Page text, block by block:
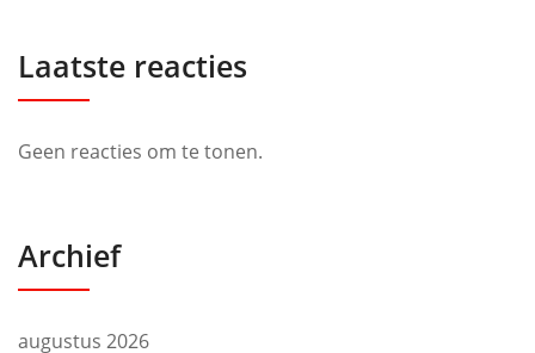
Laatste reacties
Geen reacties om te tonen.
Archief
augustus 2026